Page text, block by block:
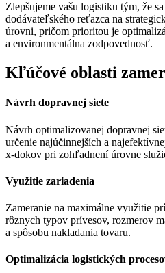
Zlepšujeme vašu logistiku tým, že
dodávateľského reťazca na
úrovni, pričom prioritou je
a environmentálna zodpovednosť.
Kľúčové oblasti
Návrh dopravnej siete
Návrh optimalizovanej dopravnej
určenie najúčinnejších a
x-dokov pri zohľadnení úrovne
Využitie zariadenia
Zameranie na maximálne využitie
rôznych typov prívesov, rozmerov
a spôsobu nakladania tovaru.
Optimalizácia logistických